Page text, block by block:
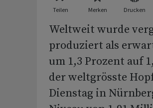
Teilen Merken Drucken
Weltweit wurde
produziert als
um 1,3 Prozent auf
der weltgrösste
Dienstag in